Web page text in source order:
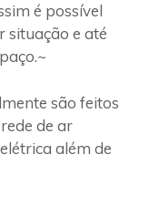
é possível
situação e até
são feitos
de ar
além de